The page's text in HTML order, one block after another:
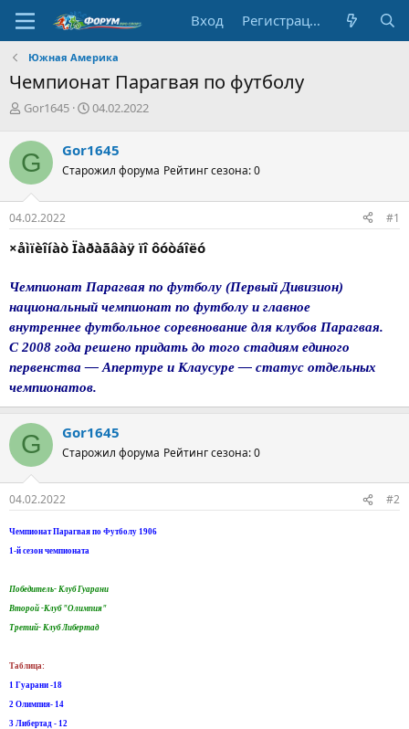
Вход Регистрация
Южная Америка
Чемпионат Парагвая по футболу
А
т
о
р
т
е
м
ы
Gor1645
Д
а
н
ч
л
а
04.02.2022
G Gor1645
Старожил форума Рейтинг сезона: 0
04.02.2022 #1
×åìïèîíàò Ïàðàãâàÿ ïî ôóòáîëó
Чемпионат Парагвая по футболу (Первый Дивизион)
национальный чемпионат по футболу и главное
внутреннее футбольное соревнование для клубов Парагвая.
С 2008 года решено придать до того стадиям единого
первенства — Апертуре и Клаусуре — статус отдельных
чемпионатов.
G Gor1645
Старожил форума Рейтинг сезона: 0
04.02.2022 #2
Чемпионат Парагвая по Футболу 1906
1-й сезон чемпионата
Победитель- Клуб Гуарани
Второй -Клуб "Олимпия"
Третий- Клуб Либертад
Таблица:
1 Гуарани -18
2 Олимпия- 14
3 Либертад - 12